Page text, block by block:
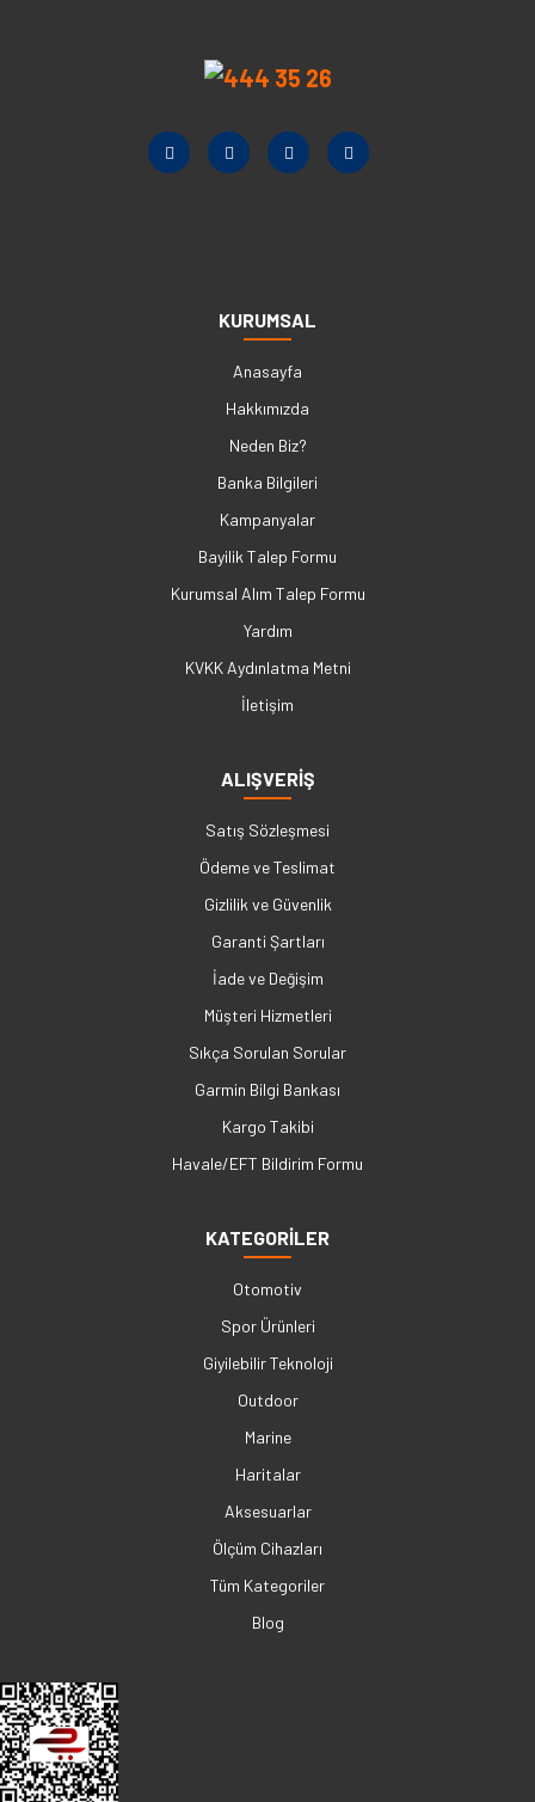
KURUMSAL
Anasayfa
Hakkımızda
Neden Biz?
Banka Bilgileri
Kampanyalar
Bayilik Talep Formu
Kurumsal Alım Talep Formu
Yardım
KVKK Aydınlatma Metni
İletişim
ALIŞVERİŞ
Satış Sözleşmesi
Ödeme ve Teslimat
Gizlilik ve Güvenlik
Garanti Şartları
İade ve Değişim
Müşteri Hizmetleri
Sıkça Sorulan Sorular
Garmin Bilgi Bankası
Kargo Takibi
Havale/EFT Bildirim Formu
KATEGORİLER
Otomotiv
Spor Ürünleri
Giyilebilir Teknoloji
Outdoor
Marine
Haritalar
Aksesuarlar
Ölçüm Cihazları
Tüm Kategoriler
Blog